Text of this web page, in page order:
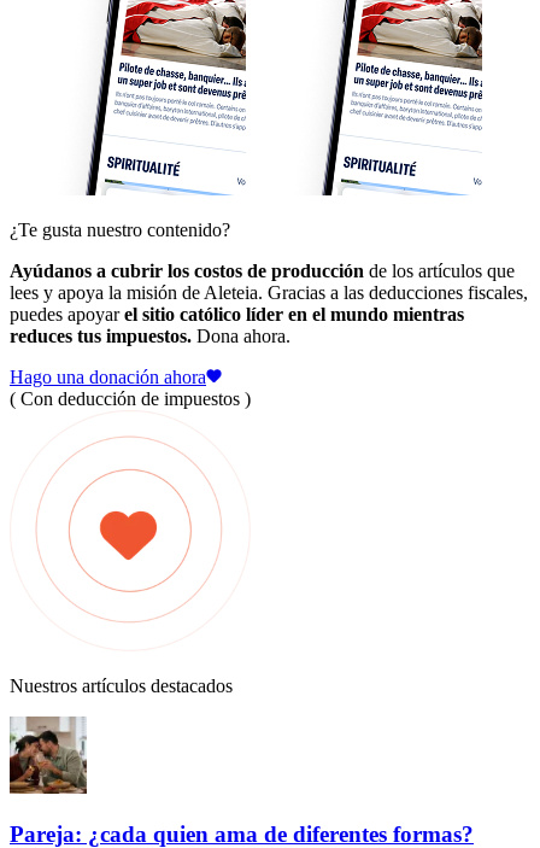
¿Te gusta nuestro contenido?
Ayúdanos a cubrir los costos de producción de los artículos que
lees y apoya la misión de Aleteia. Gracias a las deducciones fiscales,
puedes apoyarel sitio católico líder en el mundo mientras
reduces tus impuestos. Dona ahora.
Hago una donación ahora
( Con deducción de impuestos )
Nuestros artículos destacados
Pareja: ¿cada quien ama de diferentes formas?